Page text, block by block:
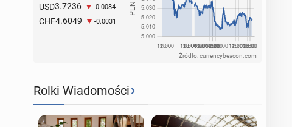
USD3.7236 -0.0084
CHF4.6049 -0.0031
Źródło: currencybeacon.com
Rolki Wiadomości›